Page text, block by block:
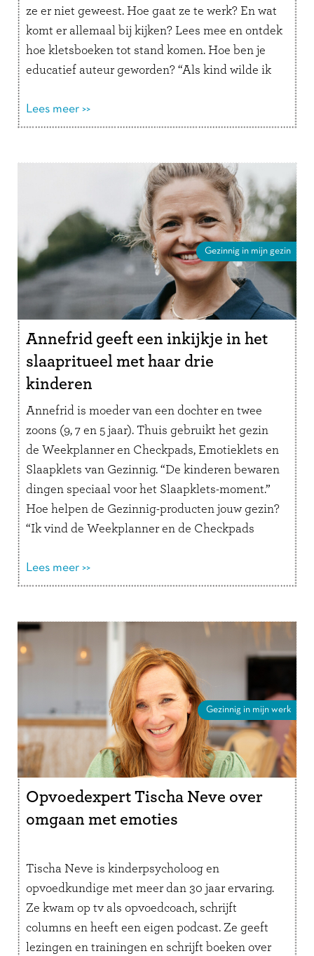
ze er niet geweest. Hoe gaat ze te werk? En wat
komt er allemaal bij kijken? Lees mee en ontdek
hoe kletsboeken tot stand komen. Hoe ben je
educatief auteur geworden? “Als kind wilde ik
Lees meer >>
Gezinnig in mijn gezin
Annefrid geeft een inkijkje in het
slaapritueel met haar drie
kinderen
Annefrid is moeder van een dochter en twee
zoons (9, 7 en 5 jaar). Thuis gebruikt het gezin
de Weekplanner en Checkpads, Emotieklets en
Slaapklets van Gezinnig. “De kinderen bewaren
dingen speciaal voor het Slaapklets-moment.”
Hoe helpen de Gezinnig-producten jouw gezin?
“Ik vind de Weekplanner en de Checkpads
verder
Lees meer >>
Gezinnig in mijn werk
Opvoedexpert Tischa Neve over
omgaan met emoties
Tischa Neve is kinderpsycholoog en
opvoedkundige met meer dan 30 jaar ervaring.
Ze kwam op tv als opvoedcoach, schrijft
columns en heeft een eigen podcast. Ze geeft
lezingen en trainingen en schrijft boeken over